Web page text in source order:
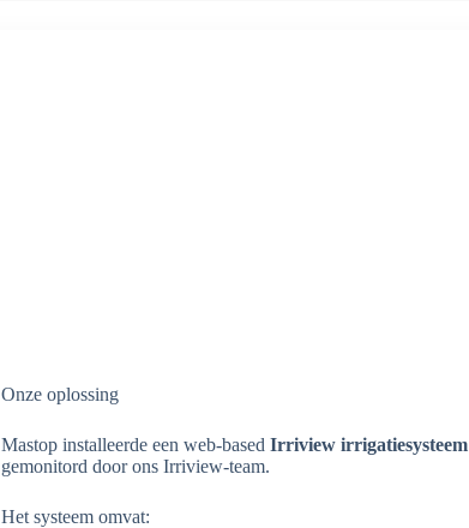
Onze oplossing
Mastop installeerde een web-based Irriview irrigatiesysteem
gemonitord door ons Irriview-team.
Het systeem omvat: